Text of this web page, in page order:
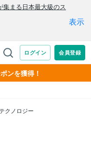
ンを獲得！
クノロジー